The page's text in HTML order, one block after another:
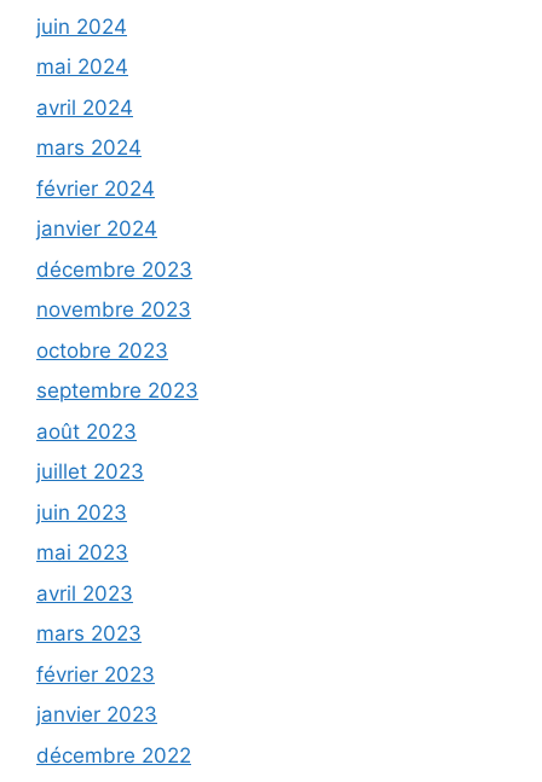
juin 2024
mai 2024
avril 2024
mars 2024
février 2024
janvier 2024
décembre 2023
novembre 2023
octobre 2023
septembre 2023
août 2023
juillet 2023
juin 2023
mai 2023
avril 2023
mars 2023
février 2023
janvier 2023
décembre 2022